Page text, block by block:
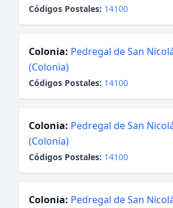
Códigos Postales: 14100
Colonia: Pedregal de San
(Colonia)
Códigos Postales: 14100
Colonia: Pedregal de San
(Colonia)
Códigos Postales: 14100
Colonia: Pedregal de San